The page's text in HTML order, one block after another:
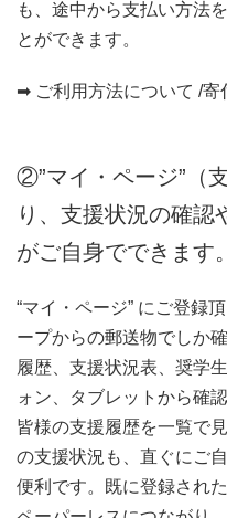
も、途中から支払い方法
とができます。
➡ ご利用方法について /寄
②”マイ・ページ”（
り、支援状況の確認
がご自身でできます。
“マイ・ページ” にご登録
ープからの郵送物でしか
履歴、支援状況表、奨学
ォン、タブレットから確
皆様の支援履歴を一覧で
の支援状況も、直ぐにご
便利です。既に登録され